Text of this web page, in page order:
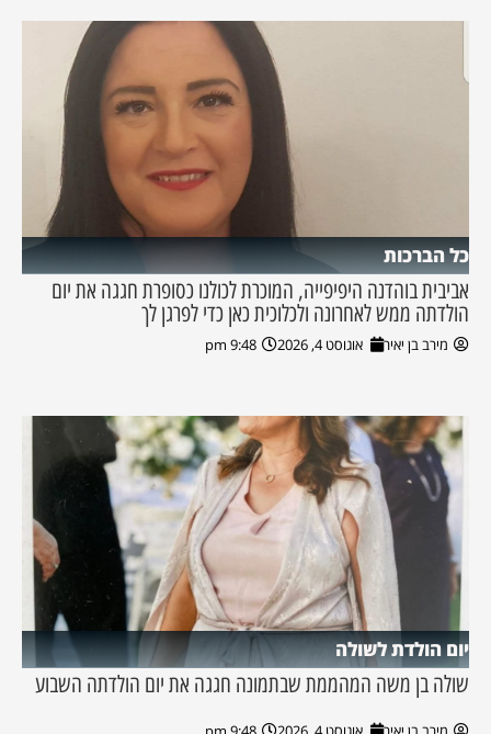
כל הברכות
אביבית בוהדנה היפיפייה, המוכרת לכולנו כסופרת חגגה את יום
הולדתה ממש לאחרונה ולכלוכית כאן כדי לפרגן לך
מירב בן יאיר אוגוסט 4, 2026 9:48 pm
יום הולדת לשולה
שולה בן משה המהממת שבתמונה חגגה את יום הולדתה השבוע